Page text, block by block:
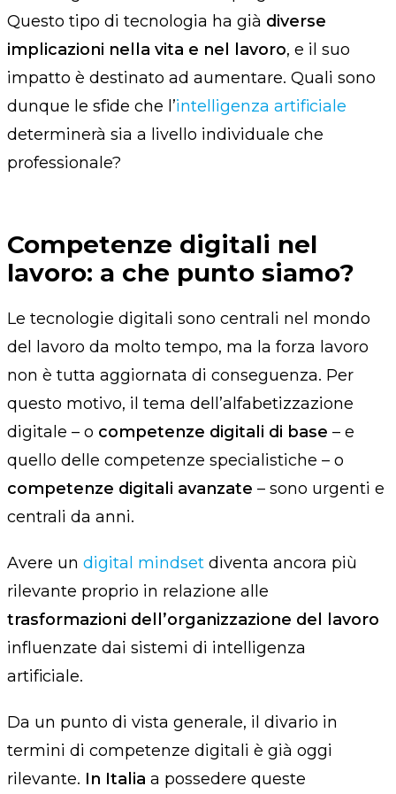
Questo tipo di tecnologia ha già diverse
implicazioni nella vita e nel lavoro, e il suo
impatto è destinato ad aumentare. Quali sono
dunque le sfide che l’intelligenza artificiale
determinerà sia a livello individuale che
professionale?
Competenze digitali nel
lavoro: a che punto siamo?
Le tecnologie digitali sono centrali nel mondo
del lavoro da molto tempo, ma la forza lavoro
non è tutta aggiornata di conseguenza. Per
questo motivo, il tema dell’alfabetizzazione
digitale – o competenze digitali di base – e
quello delle competenze specialistiche – o
competenze digitali avanzate – sono urgenti e
centrali da anni.
Avere un digital mindset diventa ancora più
rilevante proprio in relazione alle
trasformazioni dell’organizzazione del lavoro
influenzate dai sistemi di intelligenza
artificiale.
Da un punto di vista generale, il divario in
termini di competenze digitali è già oggi
rilevante. In Italia a possedere queste